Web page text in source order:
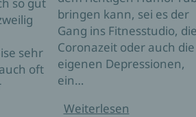
sehr
oft
bringen kann, sei es der
Gang ins Fitnesstudio, die
Coronazeit oder auch die
eigenen Depressionen,
ein…
Weiterlesen